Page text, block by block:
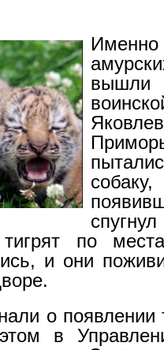
Именно
вышли
по
и они
о появлении
в